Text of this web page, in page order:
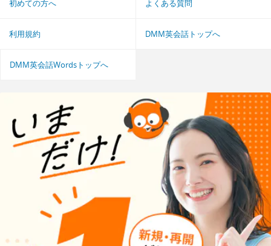
初めての方へ よくある質問
利用規約 DMM英会話トップへ
DMM英会話Wordsトップへ